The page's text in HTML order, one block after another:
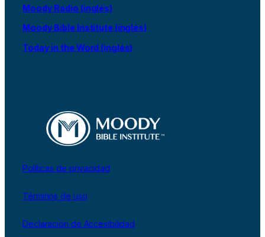
Moody Radio (inglés)
Moody Bible Institute (inglés)
Today in the Word (inglés)
Políticas de privacidad
Términos de uso
Declaración de Accesibilidad